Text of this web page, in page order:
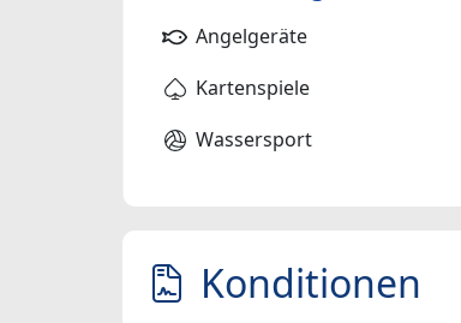
Angelgeräte
Kartenspiele
Wassersport
Konditionen